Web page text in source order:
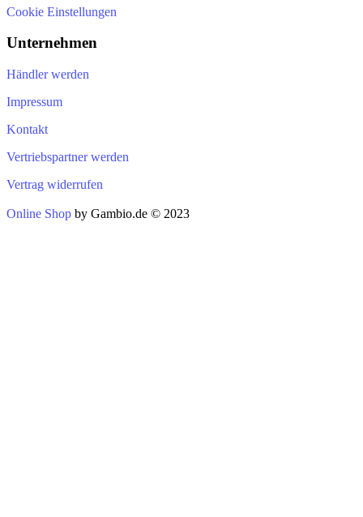
Cookie Einstellungen
Unternehmen
Händler werden
Impressum
Kontakt
Vertriebspartner werden
Vertrag widerrufen
Online Shop by Gambio.de © 2023